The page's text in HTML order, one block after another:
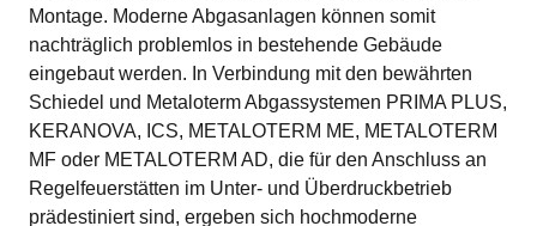
Montage. Moderne Abgasanlagen können somit
nachträglich problemlos in bestehende Gebäude
eingebaut werden. In Verbindung mit den bewährten
Schiedel und Metaloterm Abgassystemen PRIMA PLUS,
KERANOVA, ICS, METALOTERM ME, METALOTERM
MF oder METALOTERM AD, die für den Anschluss an
Regelfeuerstätten im Unter- und Überdruckbetrieb
prädestiniert sind, ergeben sich hochmoderne